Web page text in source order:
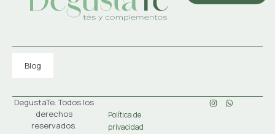
Blog
DegustaTe. Todos los
derechos
reservados.
Política de
privacidad